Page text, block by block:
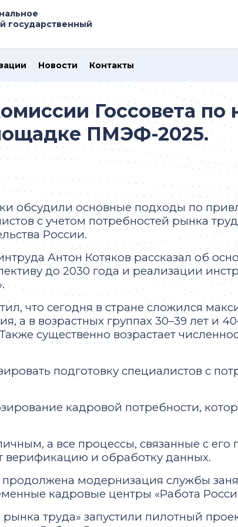
государственный
Новости Контакты
Госсовета по
ПМЭФ-2025.
обсудили основные подходы по
с учетом потребностей рынка
России.
Антон Котяков рассказал об
до 2030 года и реализации
что сегодня в стране сложился
а в возрастных группах 30–39 лет и
существенно возрастает
подготовку специалистов с
кадровой потребности,
а все процессы, связанные с его
верификацию и обработку данных.
модернизация службы
кадровые центры «Работа
труда» запустили пилотный